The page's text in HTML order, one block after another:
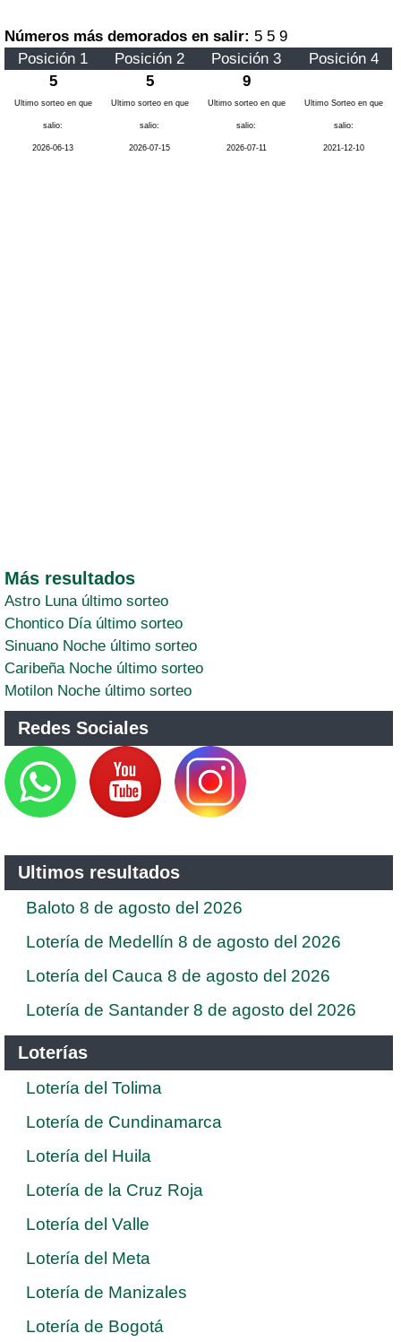
Números más demorados en salir: 5 5 9
Posición 1
Posición 2 Posición 3
Posición 4
5
5 9
Ultimo sorteo en que
salio:
2026-06-13
Ultimo sorteo en que
salio:
2026-07-15
Ultimo sorteo en que
salio:
2026-07-11
Ultimo Sorteo en que
salio:
2021-12-10
Más resultados
Astro Luna último sorteo
Chontico Día último sorteo
Sinuano Noche último sorteo
Caribeña Noche último sorteo
Motilon Noche último sorteo
Redes Sociales
Ultimos resultados
Baloto 8 de agosto del 2026
Lotería de Medellín 8 de agosto del 2026
Lotería del Cauca 8 de agosto del 2026
Lotería de Santander 8 de agosto del 2026
Loterías
Lotería del Tolima
Lotería de Cundinamarca
Lotería del Huila
Lotería de la Cruz Roja
Lotería del Valle
Lotería del Meta
Lotería de Manizales
Lotería de Bogotá